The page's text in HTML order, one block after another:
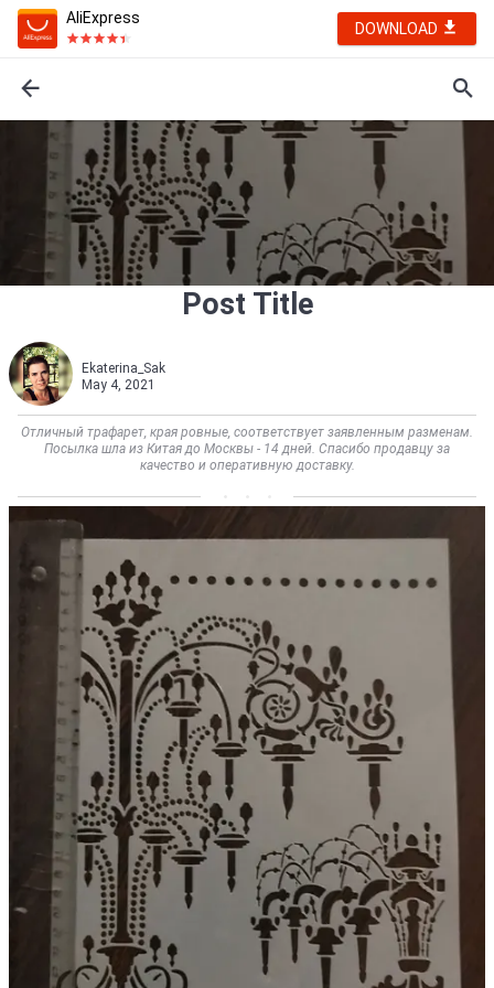
AliExpress
DOWNLOAD
Post Title
Ekaterina_Sak
May 4, 2021
Отличный трафарет, края ровные, соответствует заявленным разменам.
Посылка шла из Китая до Москвы - 14 дней. Спасибо продавцу за
качество и оперативную доставку.